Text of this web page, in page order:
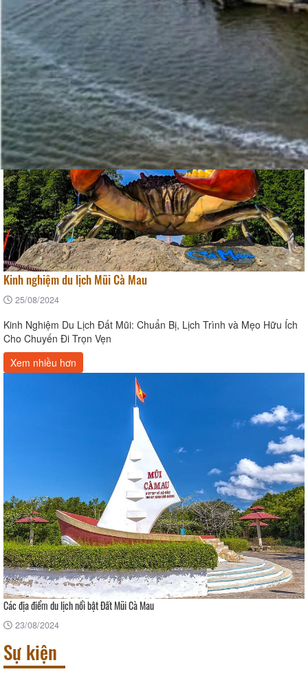
Tin tức
Kinh nghiệm du lịch Mũi Cà Mau
25/08/2024
Kinh Nghiệm Du Lịch Đất Mũi: Chuẩn Bị, Lịch Trình và Mẹo Hữu Ích
Cho Chuyến Đi Trọn Vẹn
Xem nhiều hơn
Các địa điểm du lịch nổi bật Đất Mũi Cà Mau
23/08/2024
Sự kiện